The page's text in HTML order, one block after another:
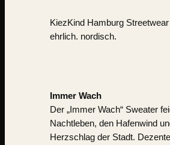
KiezKind Hamburg Streetwear
ehrlich. nordisch.
Immer Wach
Der „Immer Wach“ Sweater
Nachtleben, den Hafenwind
Herzschlag der Stadt.